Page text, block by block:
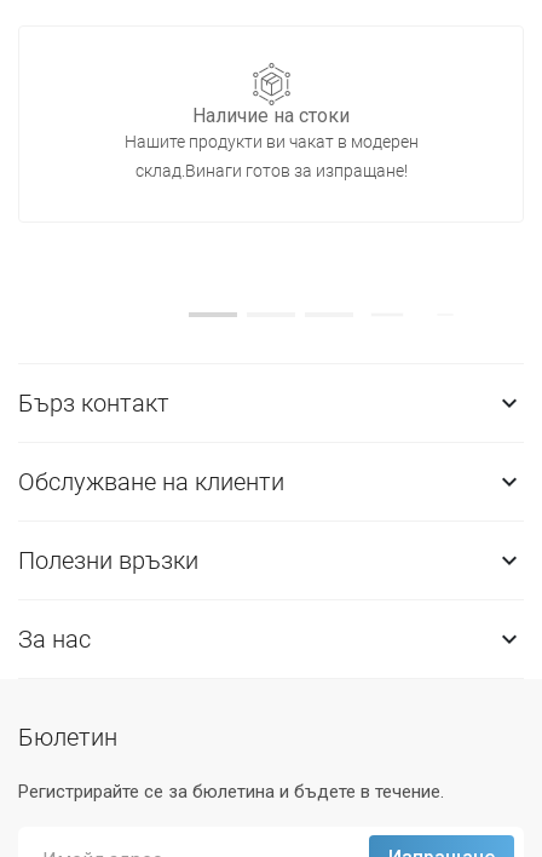
Наличие на стоки
Нашите продукти ви чакат в модерен
склад.Винаги готов за изпращане!
Бърз контакт 
Обслужване на клиенти 
Полезни връзки 
За нас 
Бюлетин
Регистрирайте се за бюлетина и бъдете в течение.